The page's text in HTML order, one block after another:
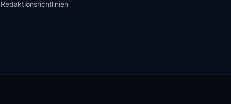
Redaktionsrichtlinien